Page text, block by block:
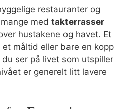
restauranter og
med takterrasser
hustakene og havet. Et
måltid eller bare en kopp
ser på livet som utspiller
er generelt litt lavere